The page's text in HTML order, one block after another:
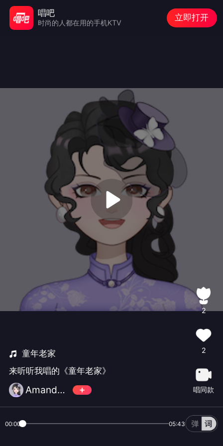
童年老家
来听听我唱的《童年老家》
Amanda太极
2
2
唱同款
00:00 05:43
唱吧
时尚的人都在用的手机KTV
立即打开